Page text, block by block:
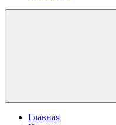
Главная